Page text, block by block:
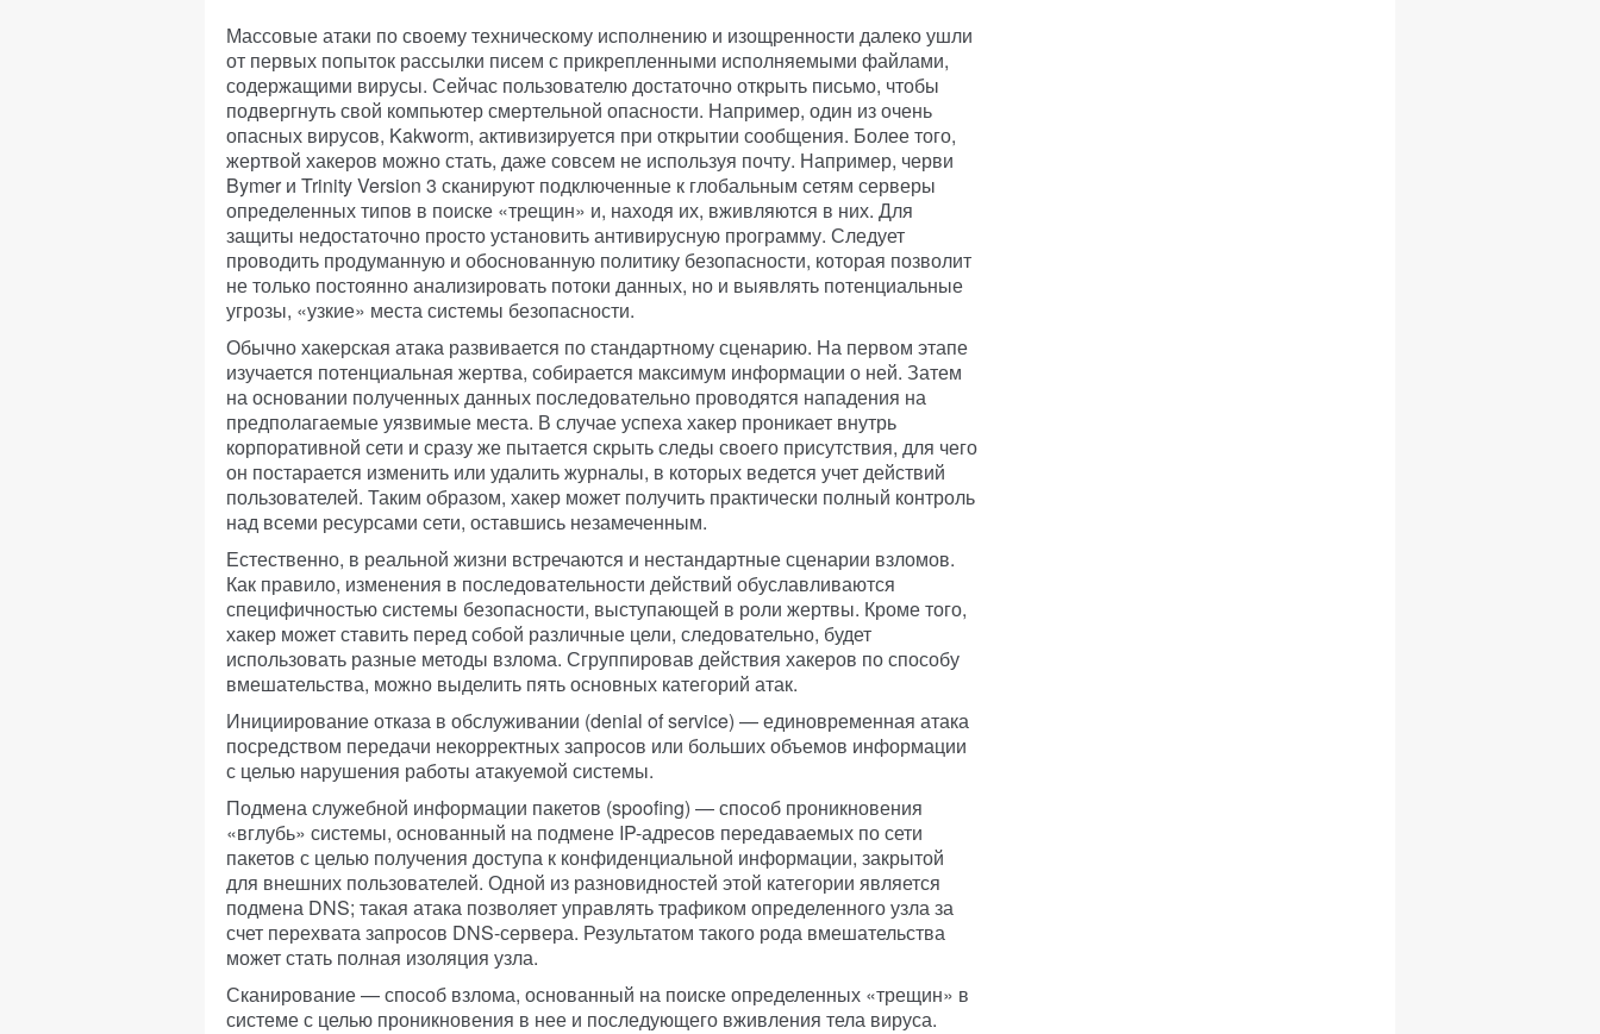
Массовые атаки по своему техническому исполнению и изощренности далеко ушли
от первых попыток рассылки писем с прикрепленными исполняемыми файлами,
содержащими вирусы. Сейчас пользователю достаточно открыть письмо, чтобы
подвергнуть свой компьютер смертельной опасности. Например, один из очень
опасных вирусов, Kakworm, активизируется при открытии сообщения. Более того,
жертвой хакеров можно стать, даже совсем не используя почту. Например, черви
Bymer и Trinity Version 3 сканируют подключенные к глобальным сетям серверы
определенных типов в поиске «трещин» и, находя их, вживляются в них. Для
защиты недостаточно просто установить антивирусную программу. Следует
проводить продуманную и обоснованную политику безопасности, которая позволит
не только постоянно анализировать потоки данных, но и выявлять потенциальные
угрозы, «узкие» места системы безопасности.
Обычно хакерская атака развивается по стандартному сценарию. На первом этапе
изучается потенциальная жертва, собирается максимум информации о ней. Затем
на основании полученных данных последовательно проводятся нападения на
предполагаемые уязвимые места. В случае успеха хакер проникает внутрь
корпоративной сети и сразу же пытается скрыть следы своего присутствия, для чего
он постарается изменить или удалить журналы, в которых ведется учет действий
пользователей. Таким образом, хакер может получить практически полный контроль
над всеми ресурсами сети, оставшись незамеченным.
Естественно, в реальной жизни встречаются и нестандартные сценарии взломов.
Как правило, изменения в последовательности действий обуславливаются
специфичностью системы безопасности, выступающей в роли жертвы. Кроме того,
хакер может ставить перед собой различные цели, следовательно, будет
использовать разные методы взлома. Сгруппировав действия хакеров по способу
вмешательства, можно выделить пять основных категорий атак.
Инициирование отказа в обслуживании (denial of service) — единовременная атака
посредством передачи некорректных запросов или больших объемов информации
с целью нарушения работы атакуемой системы.
Подмена служебной информации пакетов (spoofing) — способ проникновения
«вглубь» системы, основанный на подмене IP-адресов передаваемых по сети
пакетов с целью получения доступа к конфиденциальной информации, закрытой
для внешних пользователей. Одной из разновидностей этой категории является
подмена DNS; такая атака позволяет управлять трафиком определенного узла за
счет перехвата запросов DNS-сервера. Результатом такого рода вмешательства
может стать полная изоляция узла.
Сканирование— способ взлома, основанный на поиске определенных «трещин» в
системе с целью проникновения в нее и последующего вживления тела вируса.